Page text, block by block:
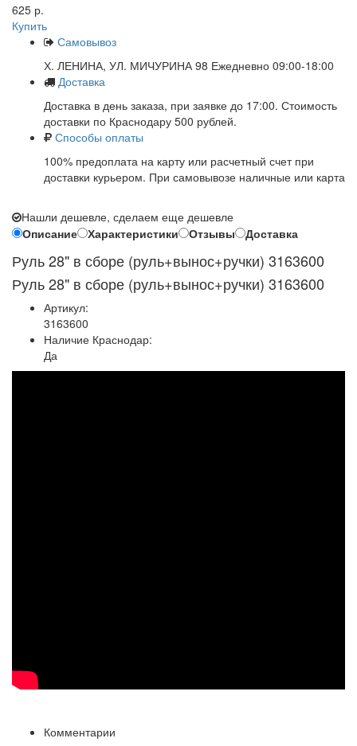
625 р.
Купить
Самовывоз
Х. ЛЕНИНА, УЛ. МИЧУРИНА 98 Ежедневно 09:00-18:00
Доставка
Доставка в день заказа, при заявке до 17:00. Стоимость
доставки по Краснодару 500 рублей.
Способы оплаты
100% предоплата на карту или расчетный счет при
доставки курьером. При самовывозе наличные или карта
Нашли дешевле, сделаем еще дешевле
Описание
Характеристики Отзывы Доставка
Руль 28" в сборе (руль+вынос+ручки) 3163600
Руль 28" в сборе (руль+вынос+ручки) 3163600
Артикул:
3163600
Наличие Краснодар:
Да
Комментарии